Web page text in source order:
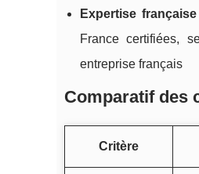
Expertise
France certifiées,
entreprise français
Comparatif des
Critère